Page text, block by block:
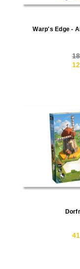
Warp's Edge -